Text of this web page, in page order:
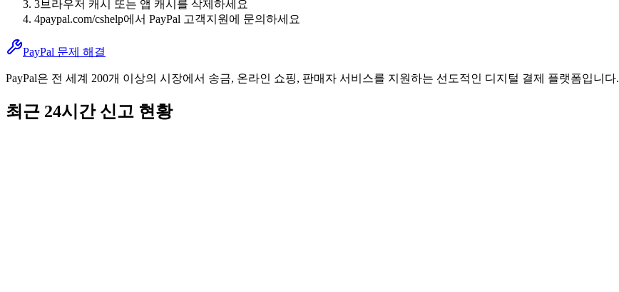
3브라우저 캐시 또는 앱 캐시를 삭제하세요
4paypal.com/cshelp에서 PayPal 고객지원에 문의하세요
PayPal 문제 해결
PayPal은 전 세계 200개 이상의 시장에서 송금, 온라인 쇼핑, 판매자 서비스를 지원하는 선도적인 디지털 결제 플랫폼입니다.
최근 24시간 신고 현황